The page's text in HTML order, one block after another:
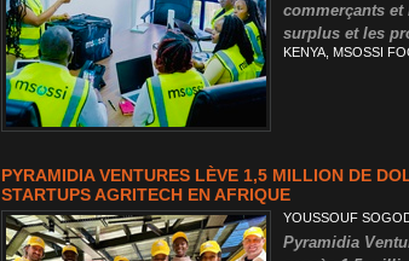
commerçants
surplus et les
KENYA MSOSSI
PYRAMIDIA VENTURES LÈVE 1,5 MILLION DE
STARTUPS AGRITECH EN AFRIQUE
YOUSSOUF
Pyramidia